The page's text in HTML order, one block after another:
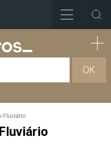
OK
Fluviário